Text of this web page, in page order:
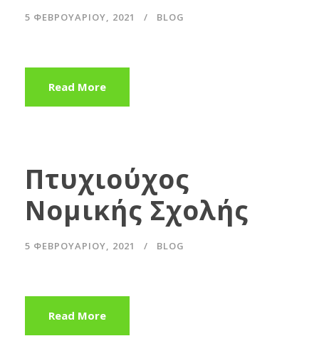
5 ΦΕΒΡΟΥΑΡΊΟΥ, 2021 BLOG
Read More
Πτυχιούχος
Νομικής Σχολής
5 ΦΕΒΡΟΥΑΡΊΟΥ, 2021 BLOG
Read More